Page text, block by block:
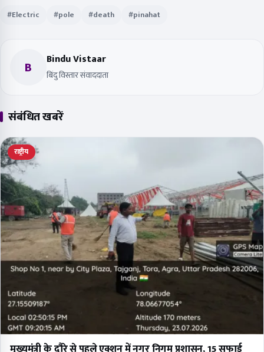
#Electric #pole #death #pinahat
B Bindu Vistaar
बिंदु विस्तार संवाददाता
संबंधित खबरें
राष्ट्रीय